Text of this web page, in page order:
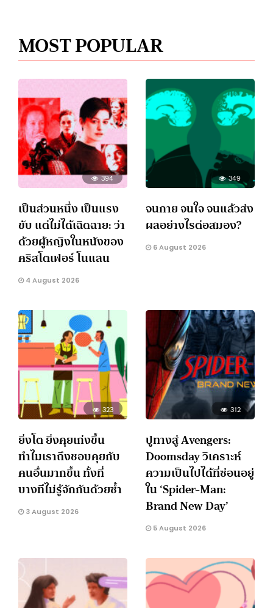
MOST POPULAR
394
เป็นส่วนหนึ่ง เป็นแรง
ขับ แต่ไม่ได้เฉิดฉาย: ว่า
ด้วยผู้หญิงในหนังของ
คริสโตเฟอร์ โนแลน
4 August 2026
349
จนกาย จนใจ จนแล้วส่ง
ผลอย่างไรต่อสมอง?
6 August 2026
323
ยิ่งโต ยิ่งคุยเก่งขึ้น
ทำไมเราถึงชอบคุยกับ
คนอื่นมากขึ้น ทั้งที่
บางทีไม่รู้จักกันด้วยซ้ำ
3 August 2026
312
ปูทางสู่ Avengers:
Doomsday วิเคราะห์
ความเป็นไปได้ที่ซ่อนอยู่
ใน ‘Spider-Man:
Brand New Day’
5 August 2026